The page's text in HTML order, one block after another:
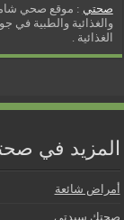
صحتي : موقع صحي
والغذائية والطبية في
الغذائية .
المزيد في
أمراض شائعة
صحتك سيدتي